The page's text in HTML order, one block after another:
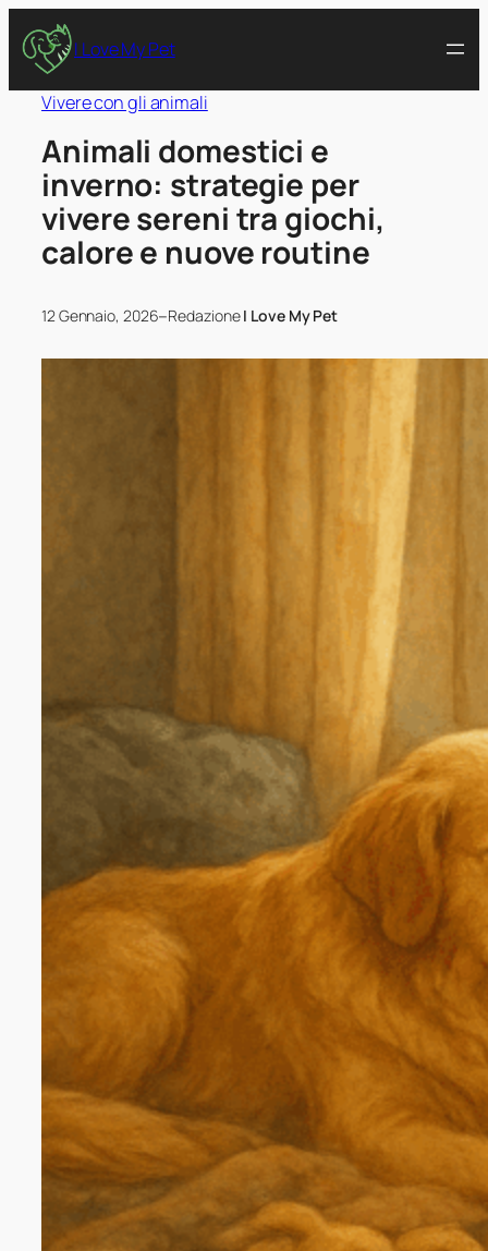
I Love My Pet
Vivere con gli animali
Animali domestici e
inverno: strategie per
vivere sereni tra giochi,
calore e nuove routine
12 Gennaio, 2026–RedazioneI Love My Pet